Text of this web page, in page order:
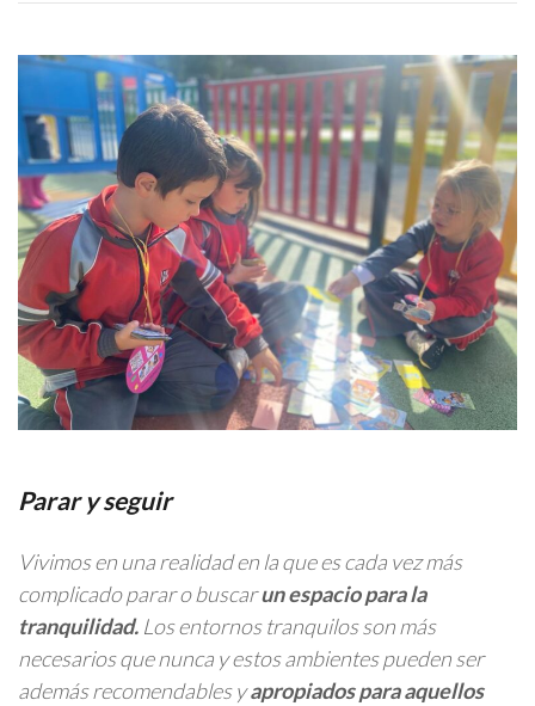
Parar y seguir
Vivimos en una realidad en la que es cada vez más
complicado parar o buscarun espacio para la
tranquilidad. Los entornos tranquilos son más
necesarios que nunca y estos ambientes pueden ser
además recomendables yapropiados para aquellos